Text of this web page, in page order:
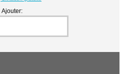
Ajouter: